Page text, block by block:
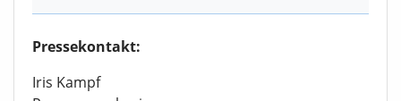
Pressekontakt:
Iris Kampf